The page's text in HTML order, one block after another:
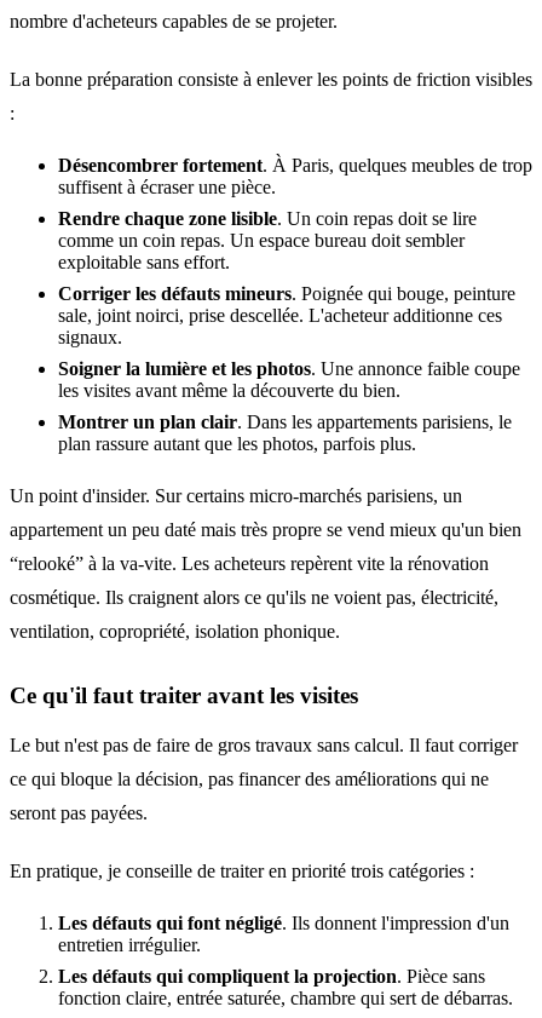
nombre d'acheteurs capables de se projeter.
La bonne préparation consiste à enlever les points de friction visibles
:
Désencombrer fortement. À Paris, quelques meubles de trop
suffisent à écraser une pièce.
Rendre chaque zone lisible. Un coin repas doit se lire
comme un coin repas. Un espace bureau doit sembler
exploitable sans effort.
Corriger les défauts mineurs. Poignée qui bouge, peinture
sale, joint noirci, prise descellée. L'acheteur additionne ces
signaux.
Soigner la lumière et les photos. Une annonce faible coupe
les visites avant même la découverte du bien.
Montrer un plan clair. Dans les appartements parisiens, le
plan rassure autant que les photos, parfois plus.
Un point d'insider. Sur certains micro-marchés parisiens, un
appartement un peu daté mais très propre se vend mieux qu'un bien
“relooké” à la va-vite. Les acheteurs repèrent vite la rénovation
cosmétique. Ils craignent alors ce qu'ils ne voient pas, électricité,
ventilation, copropriété, isolation phonique.
Ce qu'il faut traiter avant les visites
Le but n'est pas de faire de gros travaux sans calcul. Il faut corriger
ce qui bloque la décision, pas financer des améliorations qui ne
seront pas payées.
En pratique, je conseille de traiter en priorité trois catégories :
Les défauts qui font négligé. Ils donnent l'impression d'un
entretien irrégulier.
Les défauts qui compliquent la projection. Pièce sans
fonction claire, entrée saturée, chambre qui sert de débarras.